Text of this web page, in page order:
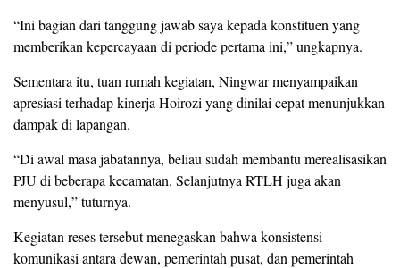
“Ini bagian dari tanggung jawab saya kepada konstituen yang
memberikan kepercayaan di periode pertama ini,” ungkapnya.
Sementara itu, tuan rumah kegiatan, Ningwar menyampaikan
apresiasi terhadap kinerja Hoirozi yang dinilai cepat menunjukkan
dampak di lapangan.
“Di awal masa jabatannya, beliau sudah membantu merealisasikan
PJU di beberapa kecamatan. Selanjutnya RTLH juga akan
menyusul,” tuturnya.
Kegiatan reses tersebut menegaskan bahwa konsistensi
komunikasi antara dewan, pemerintah pusat, dan pemerintah